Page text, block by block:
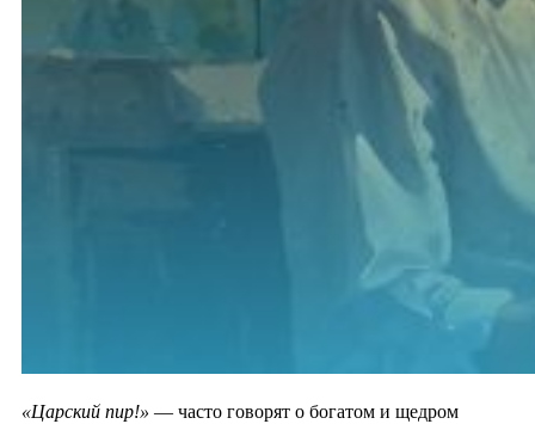
«Царский пир!» — часто говорят о богатом и щедром